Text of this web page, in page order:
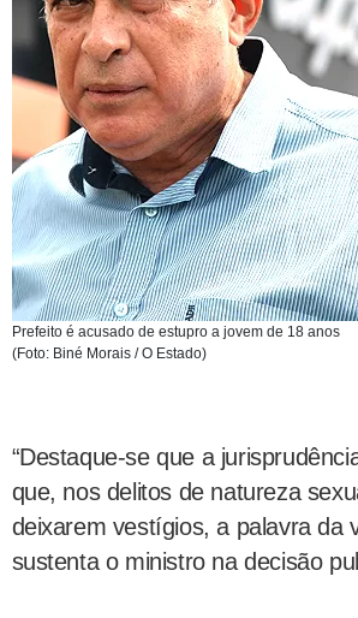
Prefeito é acusado de estupro a jovem de 18 anos
(Foto: Biné Morais / O Estado)
“Destaque-se que a
que, nos delitos de natureza
deixarem vestígios, a palavra da
sustenta o ministro na decisão